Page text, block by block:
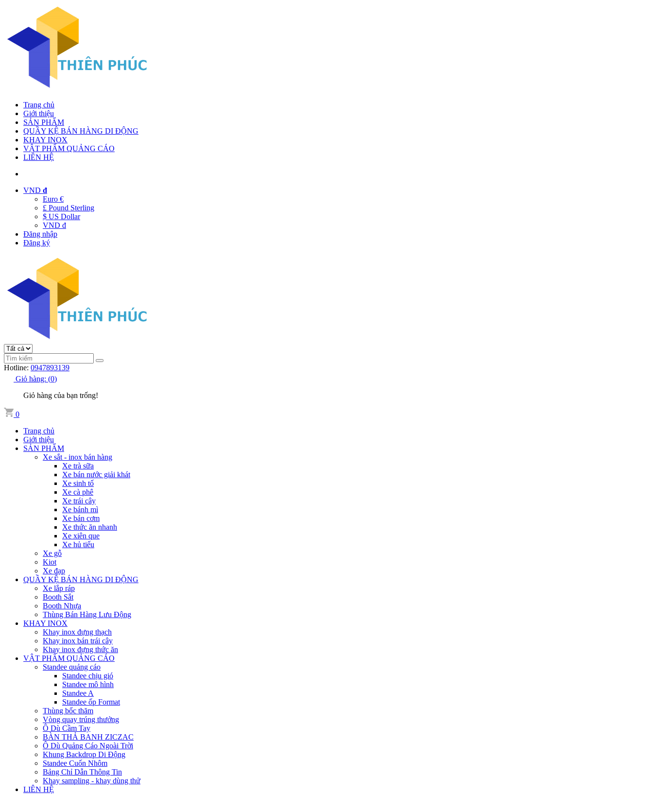
Trang chủ
Giới thiệu
SẢN PHẨM
QUẦY KỆ BÁN HÀNG DI ĐỘNG
KHAY INOX
VẬT PHẨM QUẢNG CÁO
LIÊN HỆ
VND đ
Euro €
£ Pound Sterling
$ US Dollar
VND đ
Đăng nhập
Đăng ký
Hotline: 0947893139
Giỏ hàng: (0)
Giỏ hàng của bạn trống!
0
Trang chủ
Giới thiệu
SẢN PHẨM
Xe sắt - inox bán hàng
Xe trà sữa
Xe bán nước giải khát
Xe sinh tố
Xe cà phê
Xe trái cây
Xe bánh mì
Xe bán cơm
Xe thức ăn nhanh
Xe xiên que
Xe hủ tiếu
Xe gỗ
Kiot
Xe đạp
QUẦY KỆ BÁN HÀNG DI ĐỘNG
Xe lắp ráp
Booth Sắt
Booth Nhựa
Thùng Bán Hàng Lưu Động
KHAY INOX
Khay inox đựng thạch
Khay inox bán trái cây
Khay inox đựng thức ăn
VẬT PHẨM QUẢNG CÁO
Standee quảng cáo
Standee chịu gió
Standee mô hình
Standee A
Standee ốp Format
Thùng bốc thăm
Vòng quay trúng thưởng
Ô Dù Cầm Tay
BÀN THẢ BANH ZICZAC
Ô Dù Quảng Cáo Ngoài Trời
Khung Backdrop Di Động
Standee Cuốn Nhôm
Bảng Chỉ Dẫn Thông Tin
Khay sampling - khay dùng thử
LIÊN HỆ